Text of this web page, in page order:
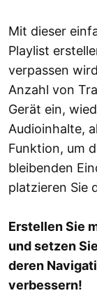
Mit dieser
Playlist
verpassen
Anzahl von
Gerät ein,
Audioinhalte,
Funktion, um
bleibenden
platzieren Sie
Erstellen Sie
und setzen
deren
verbessern!